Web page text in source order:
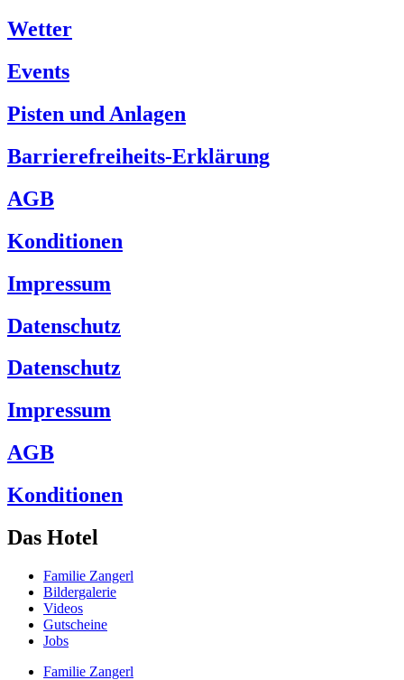
Wetter
Events
Pisten und Anlagen
Barrierefreiheits-Erklärung
AGB
Konditionen
Impressum
Datenschutz
Datenschutz
Impressum
AGB
Konditionen
Das Hotel
Familie Zangerl
Bildergalerie
Videos
Gutscheine
Jobs
Familie Zangerl